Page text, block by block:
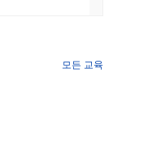
모든 교육